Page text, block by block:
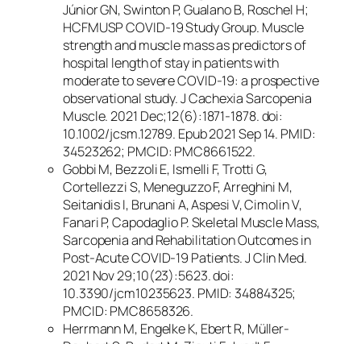
Júnior GN, Swinton P, Gualano B, Roschel H;
HCFMUSP COVID-19 Study Group. Muscle
strength and muscle mass as predictors of
hospital length of stay in patients with
moderate to severe COVID-19: a prospective
observational study. J Cachexia Sarcopenia
Muscle. 2021 Dec;12(6):1871-1878. doi:
10.1002/jcsm.12789. Epub 2021 Sep 14. PMID:
34523262; PMCID: PMC8661522.
Gobbi M, Bezzoli E, Ismelli F, Trotti G,
Cortellezzi S, Meneguzzo F, Arreghini M,
Seitanidis I, Brunani A, Aspesi V, Cimolin V,
Fanari P, Capodaglio P. Skeletal Muscle Mass,
Sarcopenia and Rehabilitation Outcomes in
Post-Acute COVID-19 Patients. J Clin Med.
2021 Nov 29;10(23):5623. doi:
10.3390/jcm10235623. PMID: 34884325;
PMCID: PMC8658326.
Herrmann M, Engelke K, Ebert R, Müller-